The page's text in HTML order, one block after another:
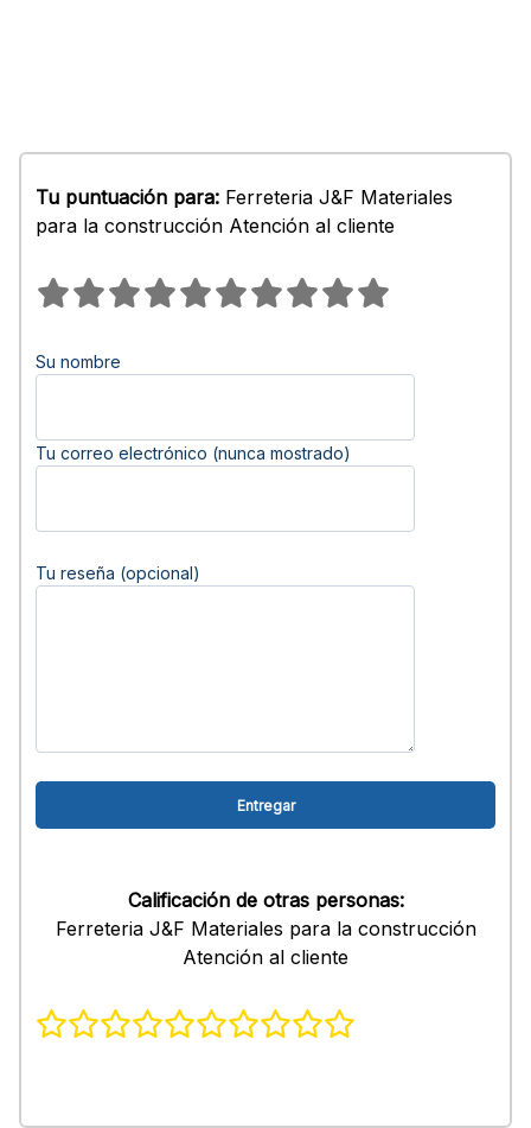
Tu puntuación para: Ferreteria J&F Materiales
para la construcción Atención al cliente
Su nombre
Tu correo electrónico (nunca mostrado)
Tu reseña (opcional)
Calificación de otras personas:
Ferreteria J&F Materiales para la construcción
Atención al cliente